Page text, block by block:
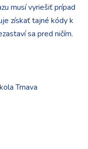
musí vyriešiť prípad
získať tajné kódy k
sa pred ničím.
Trnava